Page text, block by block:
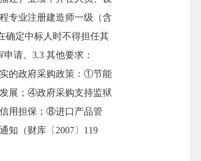
专业注册建造师一级（含
确定中标人时不得担任其
请。3.3 其他要求：
的政府采购政策：①节能
展；④政府采购支持监狱
用担保；⑧进口产品管
知（财库〔2007〕119